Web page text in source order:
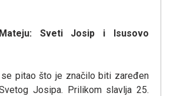
Sveti Josip i Isusovo
pitao što je značilo biti zaređen
Josipa. Prilikom slavlja 25.